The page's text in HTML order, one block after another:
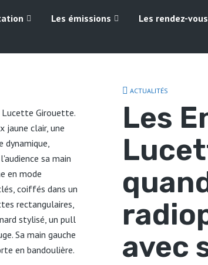
Les émissions Les rendez-
ACTUALITÉS
Les
avec